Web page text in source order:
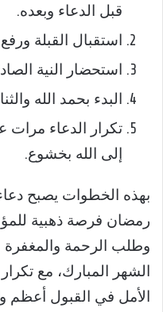
قبل الدعاء وبعده.
استقبال القبلة
استحضار النية
البدء بحمد الله
تكرار الدعاء مرات
إلى الله بخشوع.
بهذه الخطوات يصبح
رمضان فرصة ذهبية
وطلب الرحمة والمغفرة
الشهر المبارك، مع
الأمل في القبول أعظم